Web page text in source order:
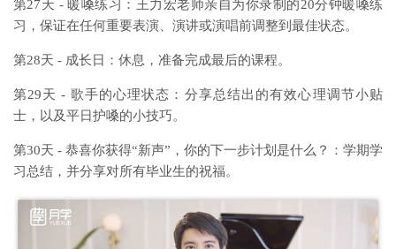
第27天 - 暖嗓练习：王力宏老师亲自为你录制的20分钟暖嗓练
习，保证在任何重要表演、演讲或演唱前调整到最佳状态。
第28天 - 成长日：休息，准备完成最后的课程。
第29天 - 歌手的心理状态：分享总结出的有效心理调节小贴
士，以及平日护嗓的小技巧。
第30天 - 恭喜你获得“新声”，你的下一步计划是什么？：学期学
习总结，并分享对所有毕业生的祝福。